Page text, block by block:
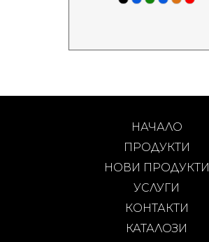
НАЧАЛО
ПРОДУКТИ
НОВИ ПРОДУКТИ
УСЛУГИ
КОНТАКТИ
КАТАЛОЗИ